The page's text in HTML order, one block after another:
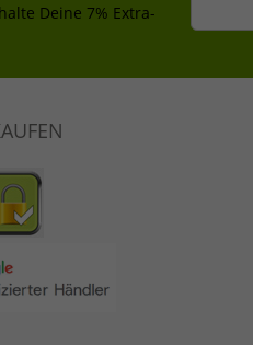
Deine 7% Extra-